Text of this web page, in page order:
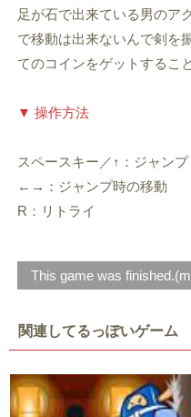
足が石で出来ている男のア
で移動は出来ないんで剣を
てのコインをゲットするこ
▼ 操作方法
スペースキー／↑：ジャンプ
←→：ジャンプ時の移動
R：リトライ
This game was
関連してるっぽいゲーム